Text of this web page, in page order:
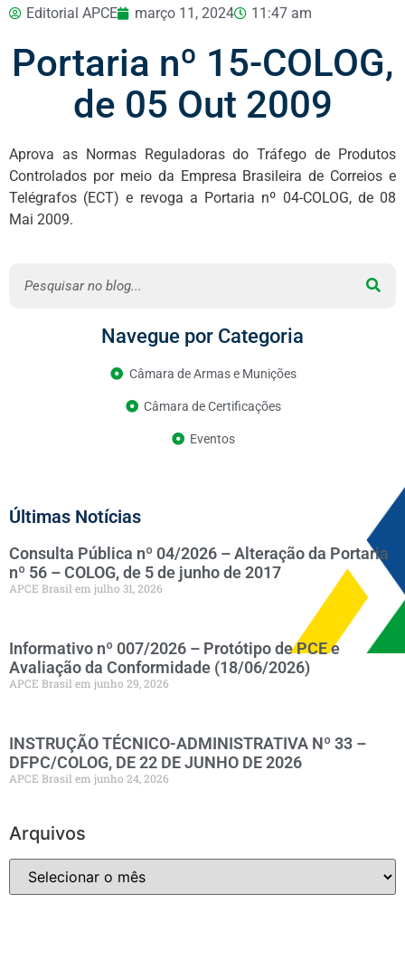
Editorial APCE março 11, 2024 11:47 am
Portaria nº 15-COLOG,
de 05 Out 2009
Aprova as Normas Reguladoras do Tráfego de Produtos
Controlados por meio da Empresa Brasileira de Correios e
Telégrafos (ECT) e revoga a Portaria nº 04-COLOG, de 08
Mai 2009.
Navegue por Categoria
Câmara de Armas e Munições
Câmara de Certificações
Eventos
Últimas Notícias
Consulta Pública nº 04/2026 – Alteração da Portaria
nº 56 – COLOG, de 5 de junho de 2017
APCE Brasil julho 31, 2026
Informativo nº 007/2026 – Protótipo de PCE e
Avaliação da Conformidade (18/06/2026)
APCE Brasil junho 29, 2026
INSTRUÇÃO TÉCNICO-ADMINISTRATIVA Nº 33 –
DFPC/COLOG, DE 22 DE JUNHO DE 2026
APCE Brasil junho 24, 2026
Arquivos